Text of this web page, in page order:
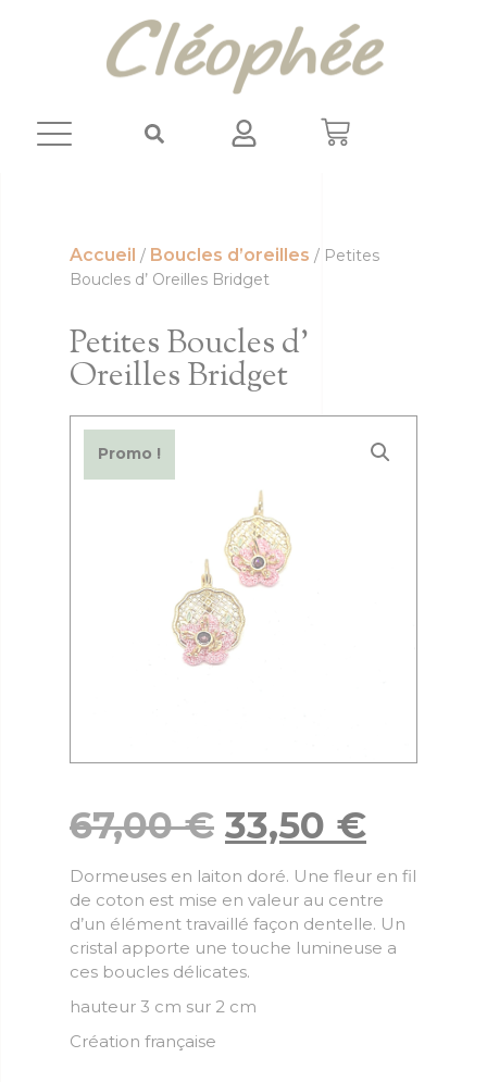
Accueil / Boucles d’oreilles / Petites
Boucles d’ Oreilles Bridget
Petites Boucles d’
Oreilles Bridget
Promo !
67,00€ 33,50 €
Dormeuses en laiton doré. Une fleur en fil
de coton est mise en valeur au centre
d’un élément travaillé façon dentelle. Un
cristal apporte une touche lumineuse a
ces boucles délicates.
hauteur 3 cm sur 2 cm
Création française